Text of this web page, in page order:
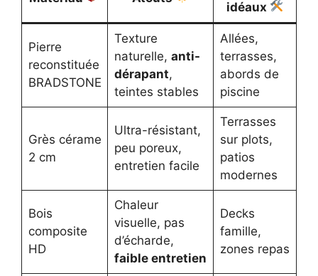
idéaux
Pierre
reconstituée
BRADSTONE
Texture
naturelle, anti-
dérapant,
teintes stables
Allées,
terrasses,
abords de
piscine
Grès cérame
2 cm
Ultra-résistant,
peu poreux,
entretien facile
Terrasses
sur plots,
patios
modernes
Bois
composite
HD
Chaleur
visuelle, pas
d’écharde,
faible entretien
Decks
famille,
zones repas